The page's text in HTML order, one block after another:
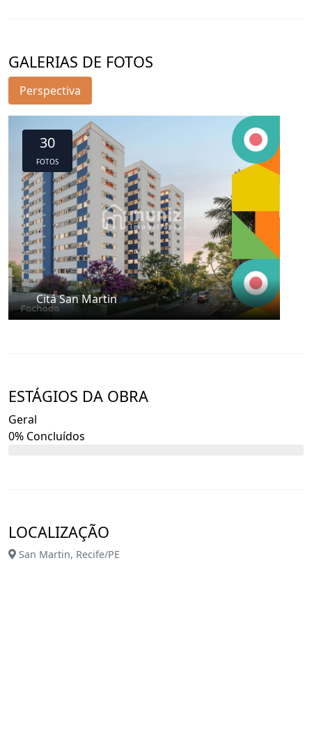
GALERIAS DE FOTOS
Perspectiva
Citá San Martin
30
FOTOS
ESTÁGIOS DA OBRA
Geral
0% Concluídos
LOCALIZAÇÃO
San Martin, Recife/PE